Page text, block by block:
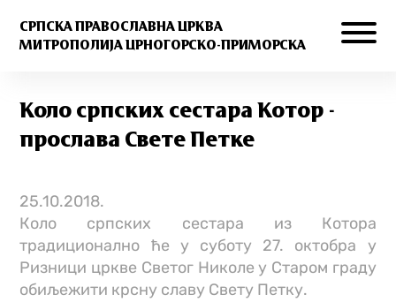
СРПСКА ПРАВОСЛАВНА ЦРКВА
МИТРОПОЛИЈА ЦРНОГОРСКО-ПРИМОРСКА
Коло српских сестара Котор -
прослава Свете Петке
25.10.2018.
Коло српских сестара из Котора
традиционално ће у суботу 27. октобра у
Pизници цркве Светог Николе у Старом граду
обиљежити крсну славу Свету Петку.